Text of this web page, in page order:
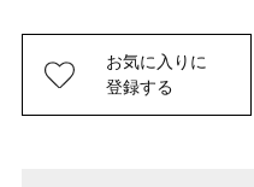
お気に入りに
登録する